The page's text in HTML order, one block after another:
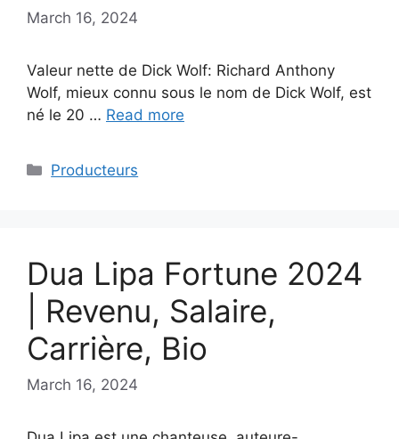
March 16, 2024
Valeur nette de Dick Wolf: Richard Anthony
Wolf, mieux connu sous le nom de Dick Wolf, est
né le 20 … Read more
Categories
Producteurs
Dua Lipa Fortune 2024
| Revenu, Salaire,
Carrière, Bio
March 16, 2024